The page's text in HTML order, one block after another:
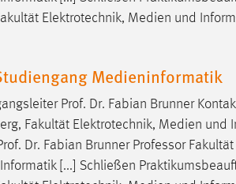
Elektrotechnik, Medien und
Medieninformatik
Prof. Dr. Fabian Brunner
Fakultät Elektrotechnik, Medien und
Dr. Fabian Brunner ProfessorFakultät
[...] Schließen